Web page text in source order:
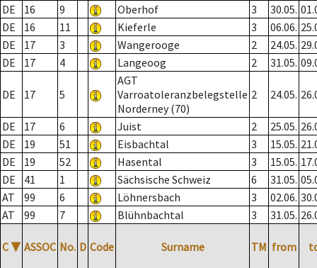
DE
16 9 Oberhof 3 30.05.
DE
16 11 Kieferle 3 06.06.
DE
17 3 Wangerooge 2 24.05.
DE
17 4 Langeoog 2 31.05.
DE 17 5
AGT
Varroatoleranzbelegstelle
Norderney (70)
2 24.05.
DE 17 6 Juist 2 25.05.
DE
19 51 Eisbachtal 3 15.05.
DE
19 52 Hasental 3 15.05.
DE
41 1 Sächsische Schweiz 6 31.05.
AT
99 6 Löhnersbach 3 02.06.
AT
99 7 Blühnbachtal 3 31.05.
C ▼ ASSOC No. D Code Surname TM from